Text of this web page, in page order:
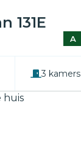
131E
A
3 kamers